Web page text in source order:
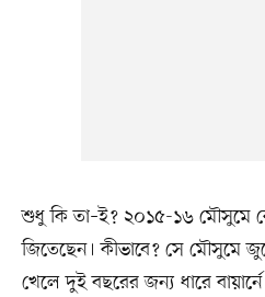
শুধু কি তা–ই? ২০১৫-১৬ মৌসুমে
জিতেছেন। কীভাবে? সে মৌসুমে
খেলে দুই বছরের জন্য ধারে